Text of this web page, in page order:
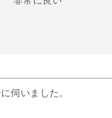
伺いました。